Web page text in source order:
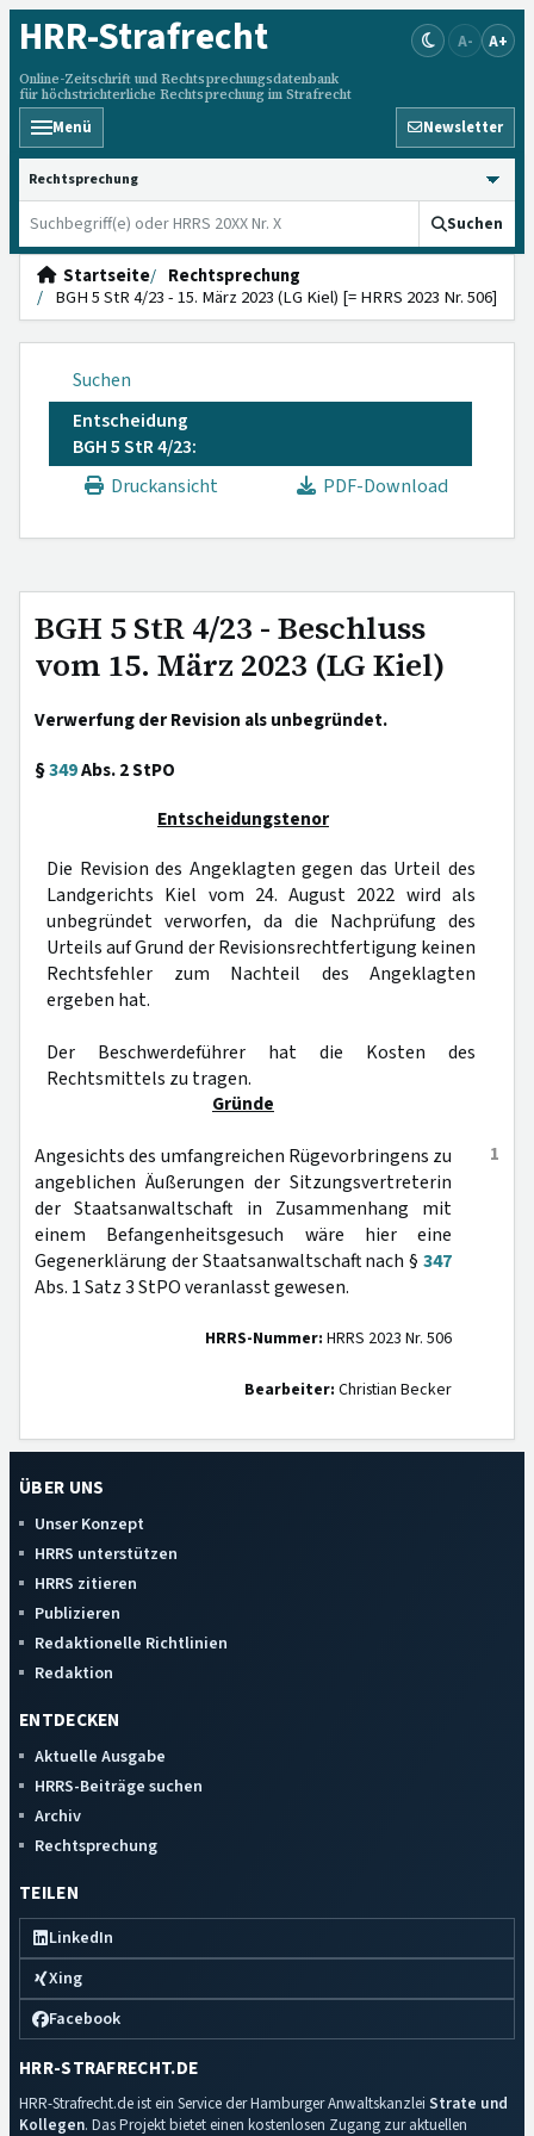
HRR-Strafrecht
Online-Zeitschrift und Rechtsprechungsdatenbank
für höchstrichterliche Rechtsprechung im Strafrecht
A- A+
Menü Newsletter
HRRS durchsuchen
Suchen
Startseite
Rechtsprechung
BGH 5 StR 4/23 - 15. März 2023 (LG Kiel) [= HRRS 2023 Nr. 506]
Suchen
Entscheidung
BGH 5 StR 4/23:
Druckansicht
PDF-Download
BGH 5 StR 4/23 - Beschluss
vom 15. März 2023 (LG Kiel)
Verwerfung der Revision als unbegründet.
§349Abs. 2 StPO
Entscheidungstenor
Die Revision des Angeklagten gegen das Urteil des
Landgerichts Kiel vom 24. August 2022 wird als
unbegründet verworfen, da die Nachprüfung des
Urteils auf Grund der Revisionsrechtfertigung keinen
Rechtsfehler zum Nachteil des Angeklagten
ergeben hat.
Der Beschwerdeführer hat die Kosten des
Rechtsmittels zu tragen.
Gründe
1
Angesichts des umfangreichen Rügevorbringens zu
angeblichen Äußerungen der Sitzungsvertreterin
der Staatsanwaltschaft in Zusammenhang mit
einem Befangenheitsgesuch wäre hier eine
Gegenerklärung der Staatsanwaltschaft nach § 347
Abs. 1 Satz 3 StPO veranlasst gewesen.
HRRS-Nummer: HRRS 2023 Nr. 506
Bearbeiter: Christian Becker
ÜBER UNS
Unser Konzept
HRRS unterstützen
HRRS zitieren
Publizieren
Redaktionelle Richtlinien
Redaktion
ENTDECKEN
Aktuelle Ausgabe
HRRS-Beiträge suchen
Archiv
Rechtsprechung
TEILEN
LinkedIn
Xing
Facebook
HRR-STRAFRECHT.DE
HRR-Strafrecht.de ist ein Service der Hamburger Anwaltskanzlei Strate und
Kollegen. Das Projekt bietet einen kostenlosen Zugang zur aktuellen